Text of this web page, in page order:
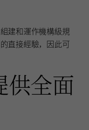
建和運作機構級規
直接經驗，因此可
供全面